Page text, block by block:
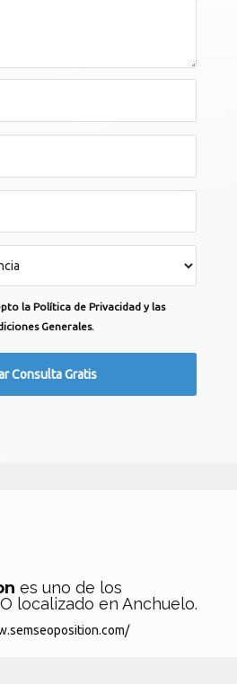
la Política de Privacidad y las
Generales.
es uno de los
localizado en Anchuelo.